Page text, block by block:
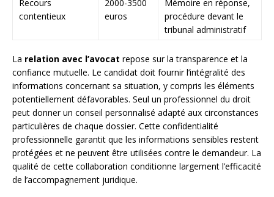
Recours
contentieux
2000-3500
euros
Mémoire en réponse,
procédure devant le
tribunal administratif
La relation avec l’avocat repose sur la transparence et la
confiance mutuelle. Le candidat doit fournir l’intégralité des
informations concernant sa situation, y compris les éléments
potentiellement défavorables. Seul un professionnel du droit
peut donner un conseil personnalisé adapté aux circonstances
particulières de chaque dossier. Cette confidentialité
professionnelle garantit que les informations sensibles restent
protégées et ne peuvent être utilisées contre le demandeur. La
qualité de cette collaboration conditionne largement l’efficacité
de l’accompagnement juridique.